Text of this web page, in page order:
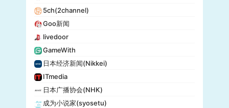
5ch(2channel)
Goo新闻
livedoor
GameWith
日本经济新闻(Nikkei)
ITmedia
日本广播协会(NHK)
成为小说家(syosetu)